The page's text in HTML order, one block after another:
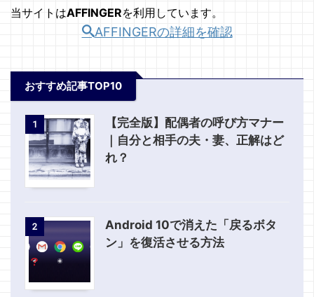
当サイトはAFFINGERを利用しています。
AFFINGERの詳細を確認
おすすめ記事TOP10
1
【完全版】配偶者の呼び方マナー
｜自分と相手の夫・妻、正解はど
れ？
2
Android 10で消えた「戻るボタ
ン」を復活させる方法